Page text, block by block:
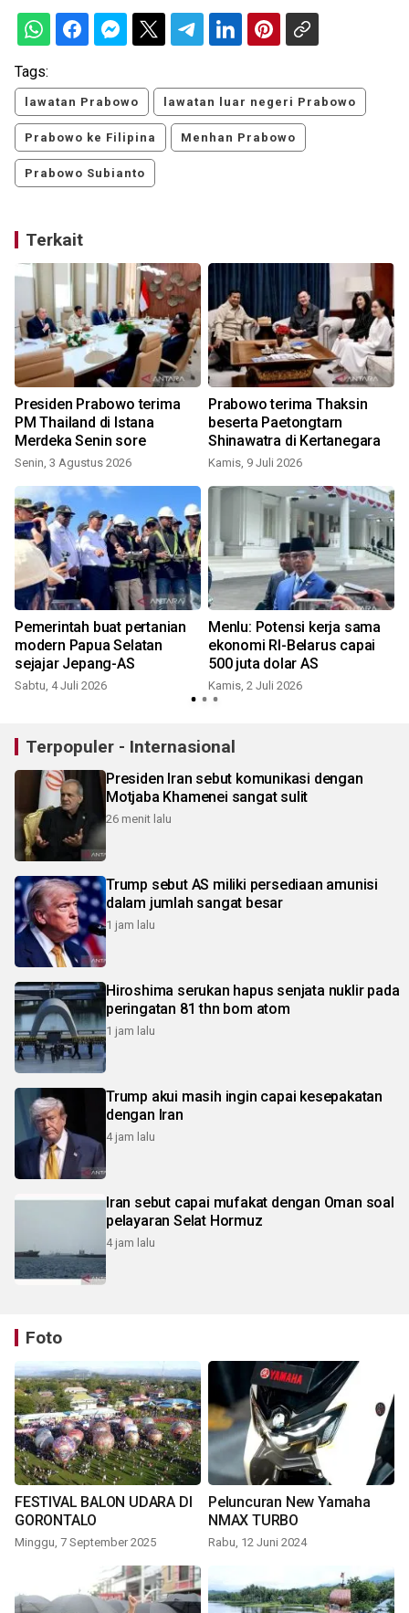
Tags:
lawatan Prabowo lawatan luar negeri Prabowo
Prabowo ke Filipina Menhan Prabowo
Prabowo Subianto
Terkait
Presiden Prabowo terima
PM Thailand di Istana
Merdeka Senin sore
Senin, 3 Agustus 2026
Prabowo terima Thaksin
beserta Paetongtarn
Shinawatra di Kertanegara
Kamis, 9 Juli 2026
Pemerintah buat pertanian
modern Papua Selatan
sejajar Jepang-AS
Sabtu, 4 Juli 2026
Menlu: Potensi kerja sama
ekonomi RI-Belarus capai
500 juta dolar AS
Kamis, 2 Juli 2026
Terpopuler - Internasional
Presiden Iran sebut komunikasi dengan
Motjaba Khamenei sangat sulit
26 menit lalu
Trump sebut AS miliki persediaan amunisi
dalam jumlah sangat besar
1 jam lalu
Hiroshima serukan hapus senjata nuklir pada
peringatan 81 thn bom atom
1 jam lalu
Trump akui masih ingin capai kesepakatan
dengan Iran
4 jam lalu
Iran sebut capai mufakat dengan Oman soal
pelayaran Selat Hormuz
4 jam lalu
Foto
FESTIVAL BALON UDARA DI
GORONTALO
Minggu, 7 September 2025
Peluncuran New Yamaha
NMAX TURBO
Rabu, 12 Juni 2024